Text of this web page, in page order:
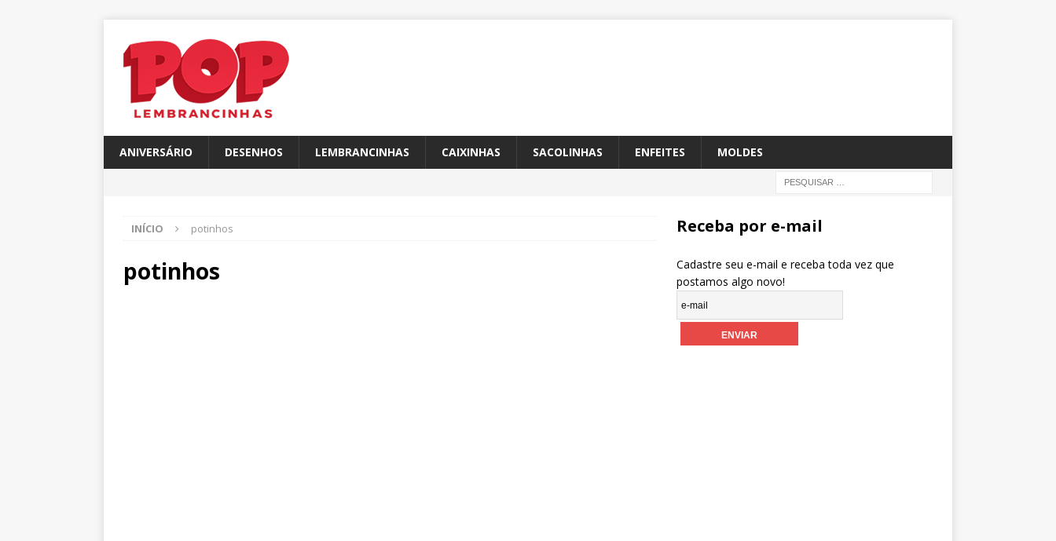
ANIVERSÁRIO DESENHOS LEMBRANCINHAS CAIXINHAS SACOLINHAS ENFEITES MOLDES
INÍCIO potinhos
potinhos
Receba por e-mail
Cadastre seu e-mail e receba toda vez que
postamos algo novo!